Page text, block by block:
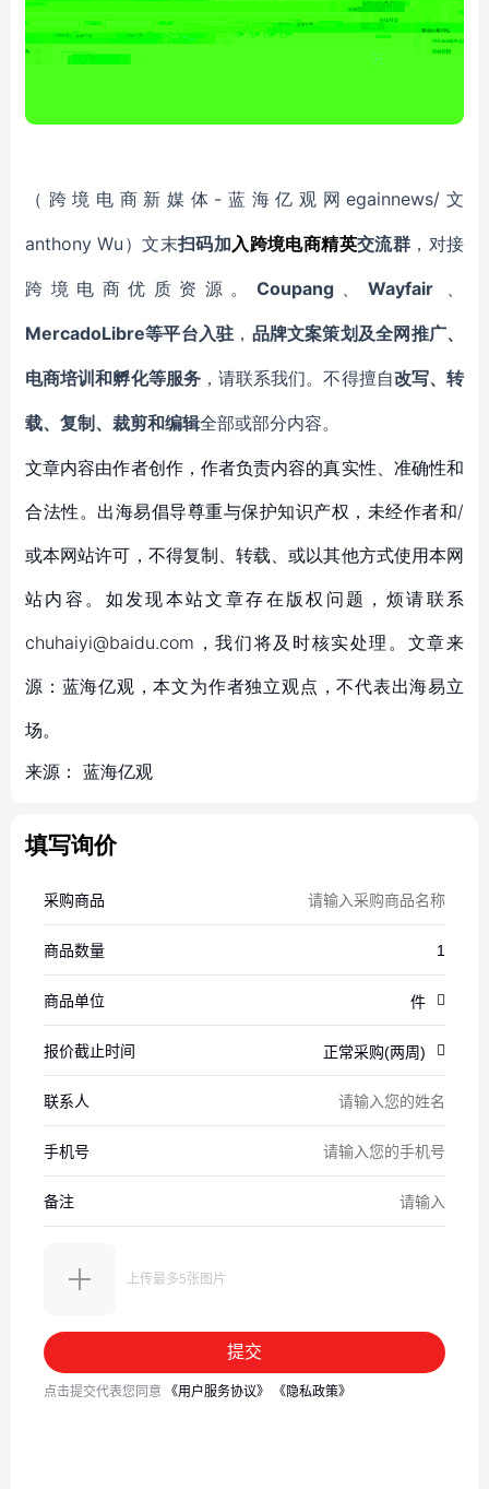
（跨境电商新媒体 -蓝海亿观网egainnews/文
anthony Wu ）文末扫码加 入 跨境电商精英交流群 ，对接
跨境电商优质资源。 Coupang、 Wayfair
MercadoLibre等平台入驻 ， 品牌文案策划及全网推广、
电商培训和孵化等服务，请联系我们。不得擅自改写、转
载、复制、裁剪和编辑全部或部分内容。
文章内容由作者创作，作者负责内容的真实性、准确性和
合法性。出海易倡导尊重与保护知识产权，未经作者和/
或本网站许可，不得复制、转载、或以其他方式使用本网
站内容。如发现本站文章存在版权问题，烦请联系
chuhaiyi@baidu.com，我们将及时核实处理。文章来
源：蓝海亿观，本文为作者独立观点，不代表出海易立
场。
来源： 蓝海亿观
填写询价